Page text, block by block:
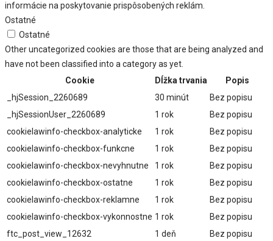
informácie na poskytovanie prispôsobených reklám.
Ostatné
Ostatné
Other uncategorized cookies are those that are being analyzed and
have not been classified into a category as yet.
Cookie
Dĺžka trvania
Popis
_hjSession_2260689
30 minút
Bez popisu
_hjSessionUser_2260689
1 rok
Bez popisu
cookielawinfo-checkbox-analyticke
1 rok
Bez popisu
cookielawinfo-checkbox-funkcne
1 rok
Bez popisu
cookielawinfo-checkbox-nevyhnutne
1 rok
Bez popisu
cookielawinfo-checkbox-ostatne
1 rok
Bez popisu
cookielawinfo-checkbox-reklamne
1 rok
Bez popisu
cookielawinfo-checkbox-vykonnostne 1 rok
Bez popisu
ftc_post_view_12632
1 deň
Bez popisu